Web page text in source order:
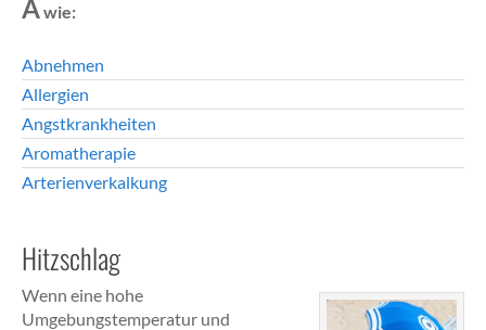
A wie:
Abnehmen
Allergien
Angstkrankheiten
Aromatherapie
Arterienverkalkung
Hitzschlag
Wenn eine hohe
Umgebungstemperatur und